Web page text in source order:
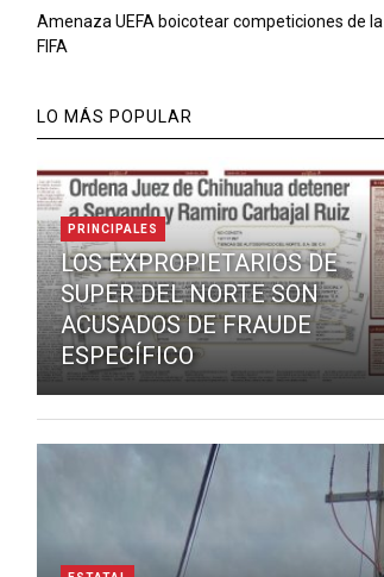
Amenaza UEFA boicotear competiciones de la
FIFA
LO MÁS POPULAR
PRINCIPALES
LOS EXPROPIETARIOS DE
SUPER DEL NORTE SON
ACUSADOS DE FRAUDE
ESPECÍFICO